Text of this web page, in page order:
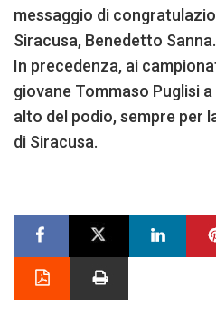
messaggio di
Siracusa, Benedetto Sanna.
In precedenza, ai
giovane Tommaso Puglisi
alto del podio, sempre per
di Siracusa.